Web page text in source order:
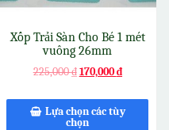
Xốp Trải Sàn Cho Bé 1 mét
vuông 26mm
225,000₫170,000₫
Lựa chọn các tùy
chọn